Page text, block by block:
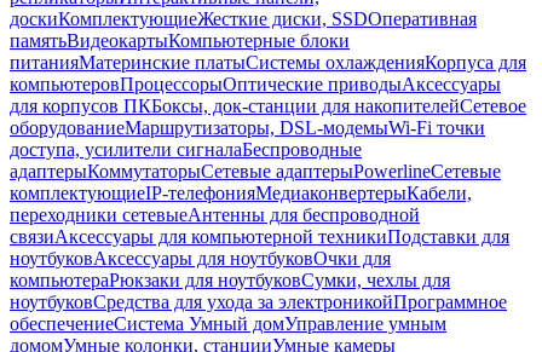
доскиКомплектующиеЖесткие диски, SSDОперативная
памятьВидеокартыКомпьютерные блоки
питанияМатеринские платыСистемы охлажденияКорпуса для
компьютеровПроцессорыОптические приводыАксессуары
для корпусов ПКБоксы, док-станции для накопителейСетевое
оборудованиеМаршрутизаторы, DSL-модемыWi-Fi точки
доступа, усилители сигналаБеспроводные
адаптерыКоммутаторыСетевые адаптерыPowerlineСетевые
комплектующиеIP-телефонияМедиаконвертерыКабели,
переходники сетевыеАнтенны для беспроводной
связиАксессуары для компьютерной техникиПодставки для
ноутбуковАксессуары для ноутбуковОчки для
компьютераРюкзаки для ноутбуковСумки, чехлы для
ноутбуковСредства для ухода за электроникойПрограммное
обеспечениеСистема Умный домУправление умным
домомУмные колонки, станцииУмные камеры